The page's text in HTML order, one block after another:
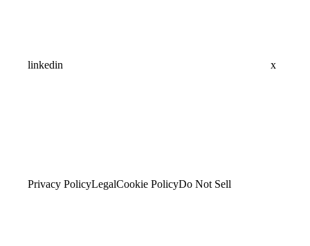
linkedin x
Privacy PolicyLegalCookie PolicyDo Not Sell